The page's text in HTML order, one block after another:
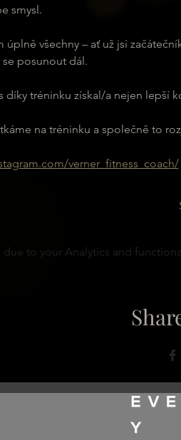
smysl.
úplně všechny – ať už jsi
posunout dál.
díky tréninku získal/a nejen lepší
na tréninku a společně to
verner_fitness_coach/
to your Analytics and